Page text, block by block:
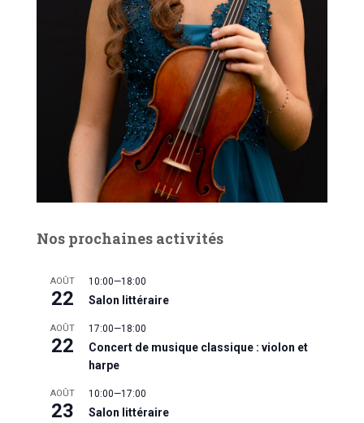
Nos prochaines activités
AOÛT
22
10:00—18:00
Salon littéraire
AOÛT
22
17:00—18:00
Concert de musique classique : violon et
harpe
AOÛT
23
10:00—17:00
Salon littéraire